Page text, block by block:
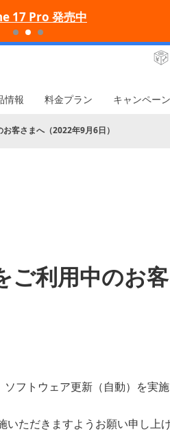
17 Pro 発売中
情報 料金プラン キャンペーン
客さまへ（2022年9月6日）
ご利用中のお
フトウェア更新（自動）を実施
ただきますようお願い申し上げ